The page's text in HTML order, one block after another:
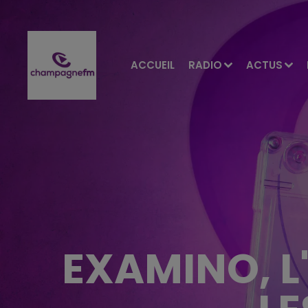
ACCUEIL RADIO ACTUS
EXAMINO,